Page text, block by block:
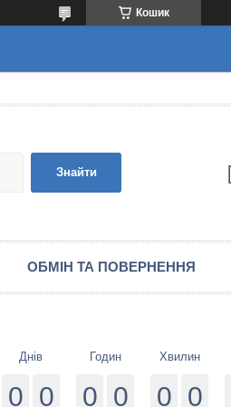
Кошик
Знайти
ОБМІН ТА ПОВЕРНЕННЯ
Днів
0 0
Годин
0 0
Хвилин
0 0